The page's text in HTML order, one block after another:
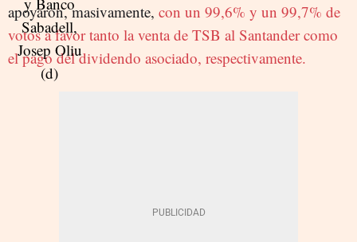
apoyaron, masivamente, con un 99,6% y un 99,7% de
votos a favor tanto la venta de TSB al Santander como
el pago del dividendo asociado, respectivamente.